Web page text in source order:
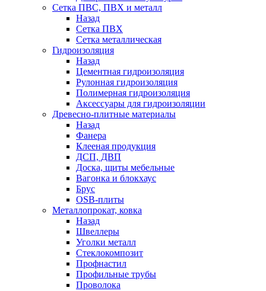
Сетка ПВС, ПВХ и металл
Назад
Сетка ПВХ
Сетка металлическая
Гидроизоляция
Назад
Цементная гидроизоляция
Рулонная гидроизоляция
Полимерная гидроизоляция
Аксессуары для гидроизоляции
Древесно-плитные материалы
Назад
Фанера
Клееная продукция
ДСП, ДВП
Доска, щиты мебельные
Вагонка и блокхаус
Брус
OSB-плиты
Металлопрокат, ковка
Назад
Швеллеры
Уголки металл
Стеклокомпозит
Профнастил
Профильные трубы
Проволока